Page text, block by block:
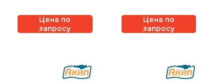
Цена по
запросу
Цена по
запросу